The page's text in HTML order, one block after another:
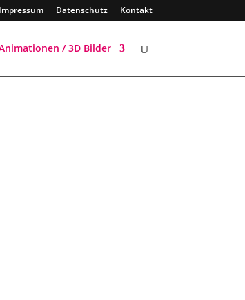
Impressum Datenschutz Kontakt
/ 3D Bilder